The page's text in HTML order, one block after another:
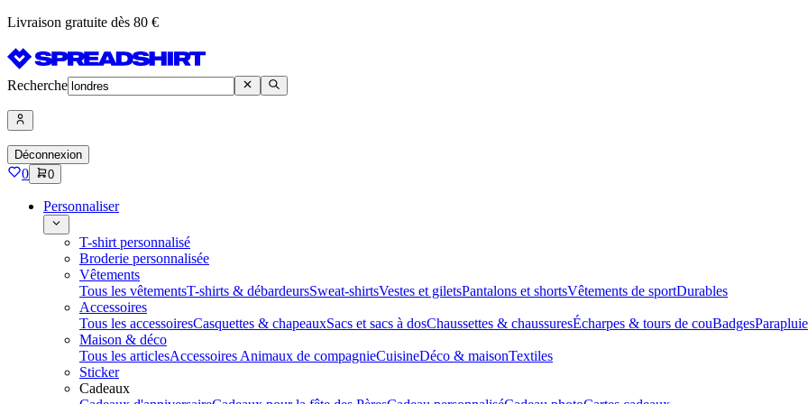
Livraison gratuite dès 80 €
Recherche
Déconnexion
0 0
Personnaliser
T-shirt personnalisé
Broderie personnalisée
Vêtements
Tous les vêtementsT-shirts & débardeursSweat-shirtsVestes et giletsPantalons et shortsVêtements de sportDurables
Accessoires
Tous les accessoiresCasquettes & chapeauxSacs et sacs à dosChaussettes & chaussuresÉcharpes & tours de couBadges
Maison & déco
Tous les articlesAccessoires Animaux de compagnieCuisineDéco & maisonTextiles
Sticker
Cadeaux